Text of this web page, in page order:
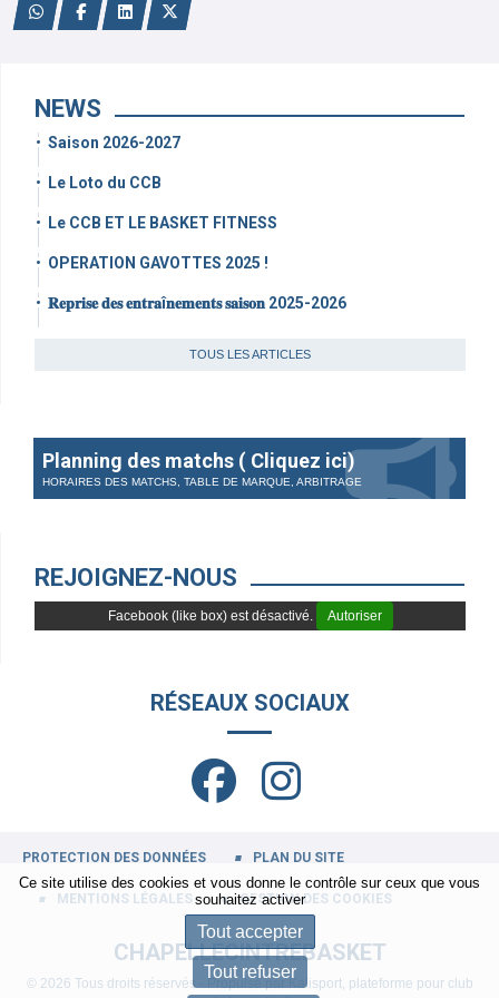
NEWS
Saison 2026-2027
Le Loto du CCB
Le CCB ET LE BASKET FITNESS
OPERATION GAVOTTES 2025 !
𝐑𝐞𝐩𝐫𝐢𝐬𝐞 𝐝𝐞𝐬 𝐞𝐧𝐭𝐫𝐚î𝐧𝐞𝐦𝐞𝐧𝐭𝐬 𝐬𝐚𝐢𝐬𝐨𝐧 2025-2026
TOUS LES ARTICLES
Planning des matchs ( Cliquez ici)
HORAIRES DES MATCHS, TABLE DE MARQUE, ARBITRAGE
REJOIGNEZ-NOUS
Facebook (like box) est désactivé. Autoriser
RÉSEAUX SOCIAUX
PROTECTION DES DONNÉES PLAN DU SITE
MENTIONS LÉGALES GESTION DES COOKIES
CHAPELLECINTREBASKET
© 2026 Tous droits réservés - Propulsé par
Kalisport, plateforme pour club
Ce site utilise des cookies et vous donne le contrôle sur ceux que vous
souhaitez activer
Tout accepter
Tout refuser